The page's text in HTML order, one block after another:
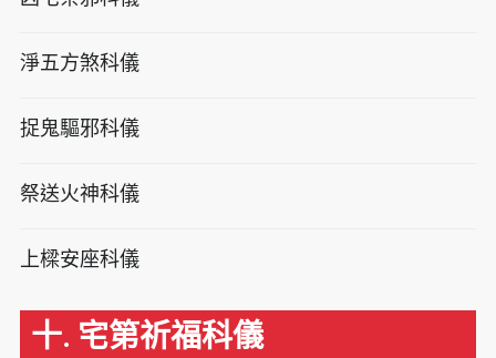
淨五方煞科儀
捉鬼驅邪科儀
祭送火神科儀
上樑安座科儀
十. 宅第祈福科儀